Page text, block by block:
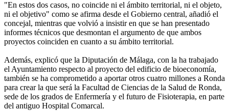
"En estos dos casos, no coincide ni el ámbito territorial, ni el objeto,
ni el objetivo" como se afirma desde el Gobierno central, añadió el
concejal, mientras que volvió a insistir en que se han presentado
informes técnicos que desmontan el argumento de que ambos
proyectos coinciden en cuanto a su ámbito territorial.
Además, explicó que la Diputación de Málaga, con la ha trabajado
el Ayuntamiento respecto al proyecto del edificio de bioeconomía,
también se ha comprometido a aportar otros cuatro millones a Ronda
para crear la que será la Facultad de Ciencias de la Salud de Ronda,
sede de los grados de Enfermería y el futuro de Fisioterapia, en parte
del antiguo Hospital Comarcal.